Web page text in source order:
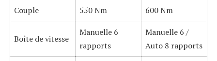
Couple 550 Nm 600 Nm
Boîte de vitesse
Manuelle 6
rapports
Manuelle 6 /
Auto 8 rapports